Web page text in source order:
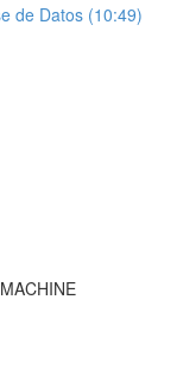
de Datos (10:49)